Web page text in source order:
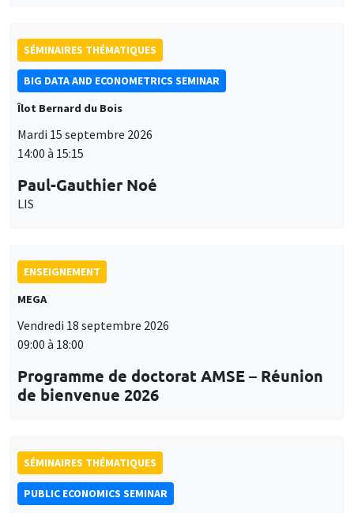
SÉMINAIRES THÉMATIQUES
BIG DATA AND ECONOMETRICS SEMINAR
Îlot Bernard du Bois
Mardi 15 septembre 2026
14:00 à 15:15
Paul-Gauthier Noé
LIS
ENSEIGNEMENT
MEGA
Vendredi 18 septembre 2026
09:00 à 18:00
Programme de doctorat AMSE – Réunion
de bienvenue 2026
SÉMINAIRES THÉMATIQUES
PUBLIC ECONOMICS SEMINAR